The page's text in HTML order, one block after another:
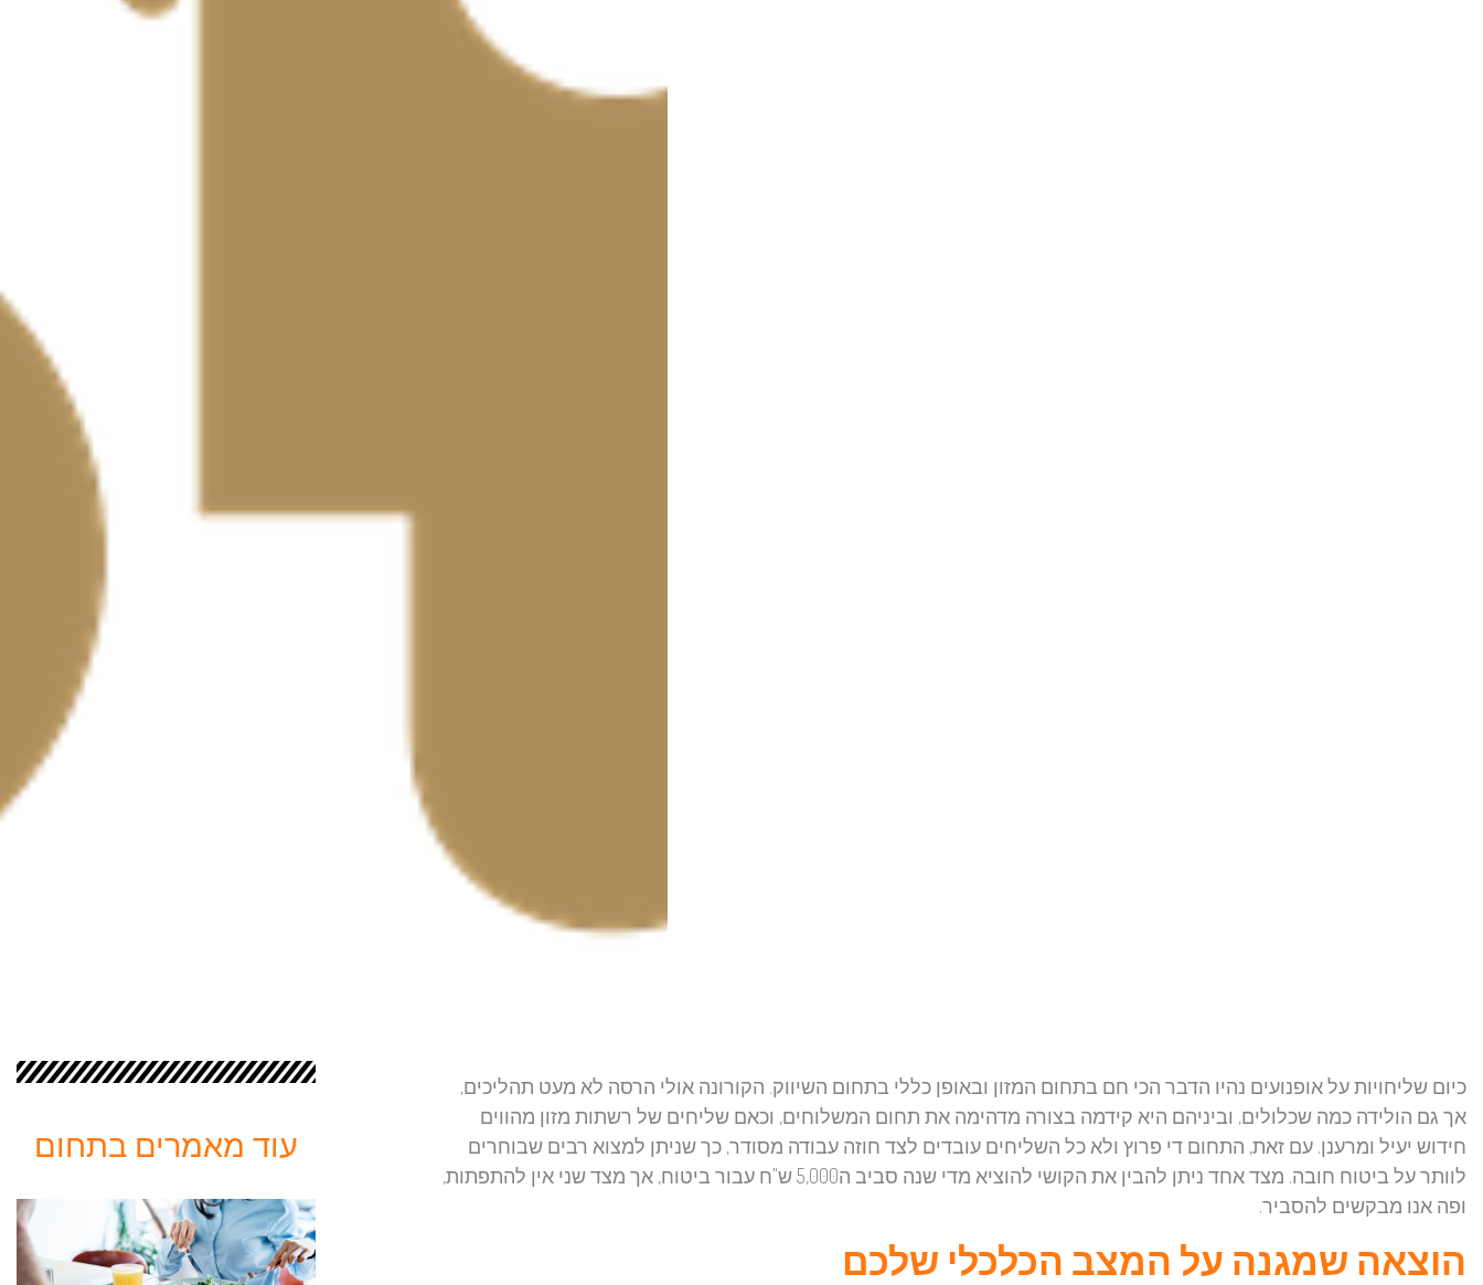
כיום שליחויות על אופנועים נהיו הדבר הכי חם בתחום המזון ובאופן כללי בתחום השיווק. הקורונה אולי הרסה לא מעט תהליכים,
אך גם הולידה כמה שכלולים, וביניהם היא קידמה בצורה מדהימה את תחום המשלוחים, וכאם שליחים של רשתות מזון מהווים
חידוש יעיל ומרענן. עם זאת, התחום די פרוץ ולא כל השליחים עובדים לצד חוזה עבודה מסודר, כך שניתן למצוא רבים שבוחרים
לוותר על ביטוח חובה. מצד אחד ניתן להבין את הקושי להוציא מדי שנה סביב ה5,000 ש"ח עבור ביטוח, אך מצד שני אין להתפתות,
ופה אנו מבקשים להסביר.
הוצאה שמגנה על המצב הכלכלי שלכם
עוד מאמרים בתחום